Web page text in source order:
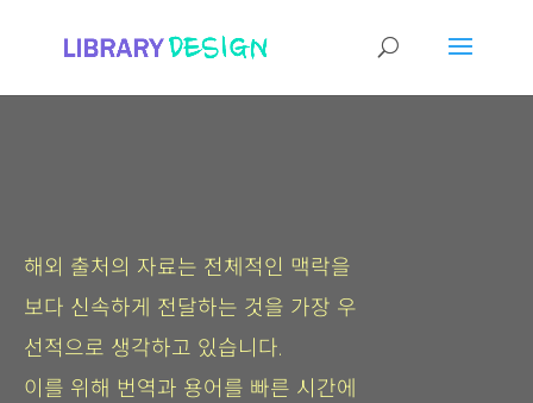
해외 출처의 자료는 전체적인 맥락을
보다 신속하게 전달하는 것을 가장 우
선적으로 생각하고 있습니다.
이를 위해 번역과 용어를 빠른 시간에